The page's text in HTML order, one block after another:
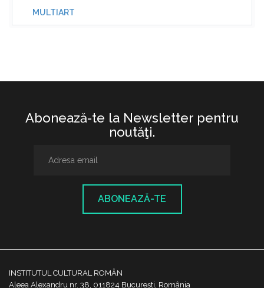
MULTIART
Abonează-te la Newsletter pentru
noutăţi.
ABONEAZĂ-TE
INSTITUTUL CULTURAL ROMÂN
Aleea Alexandru nr. 38, 011824 București, România